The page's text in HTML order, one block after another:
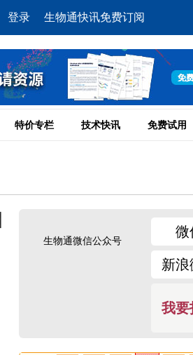
登录 生物通快讯免费订阅
特价专栏 技术快讯 免费试用
生物通微信公众号
微
新浪
我要